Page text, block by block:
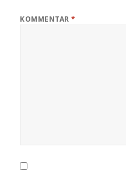
KOMMENTAR*